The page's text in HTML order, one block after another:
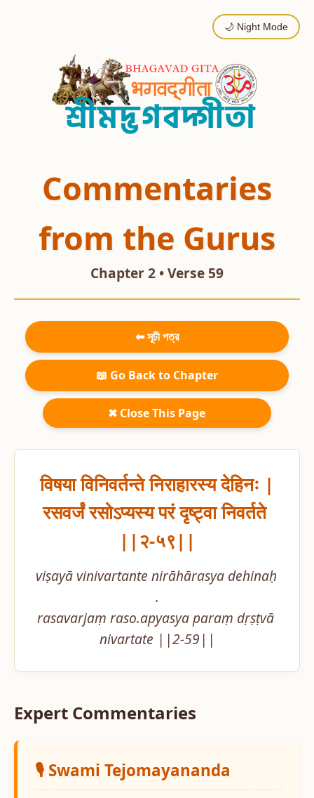
🌙 Night Mode
Commentaries
from the Gurus
Chapter 2 • Verse 59
⬅ সূচী পত্র
📖 Go Back to Chapter
✖ Close This Page
विषया विनिवर्तन्ते निराहारस्य देहिनः |
रसवर्जं रसोऽप्यस्य परं दृष्ट्वा निवर्तते
||२-५९||
viṣayā vinivartante nirāhārasya dehinaḥ
.
rasavarjaṃ raso.apyasya paraṃ dṛṣṭvā
nivartate ||2-59||
Expert Commentaries
🎙️ Swami Tejomayananda